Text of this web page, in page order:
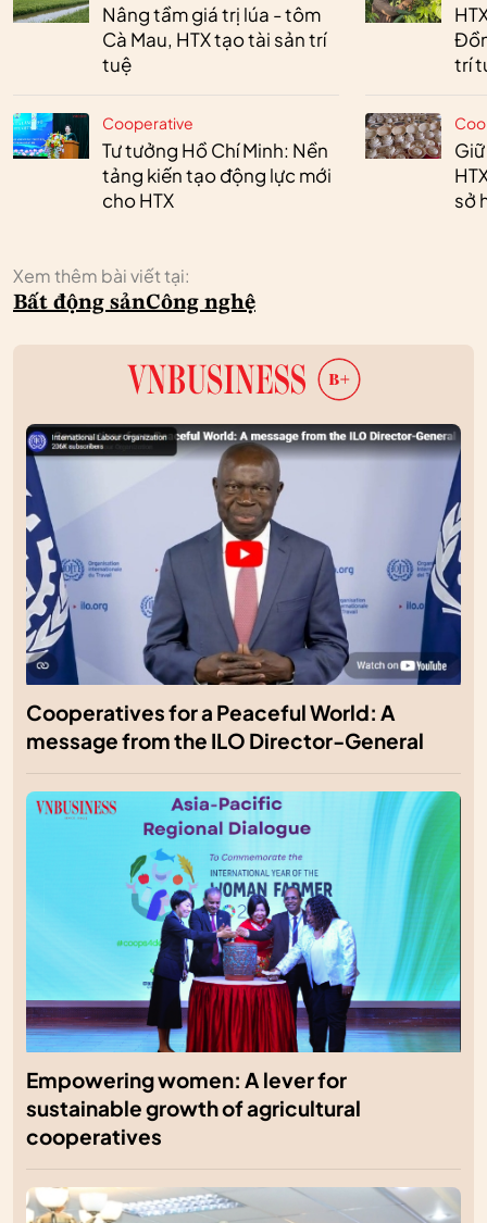
Nâng tầm giá trị lúa - tôm
Cà Mau, HTX tạo tài sản trí
tuệ
Cooperative
Tư tưởng Hồ Chí Minh: Nền
tảng kiến tạo động lực mới
cho HTX
trí
sở
Xem thêm bài viết tại:
Bất động sảnCông nghệ
Cooperatives for a Peaceful World: A
message from the ILO Director-General
Empowering women: A lever for
sustainable growth of agricultural
cooperatives